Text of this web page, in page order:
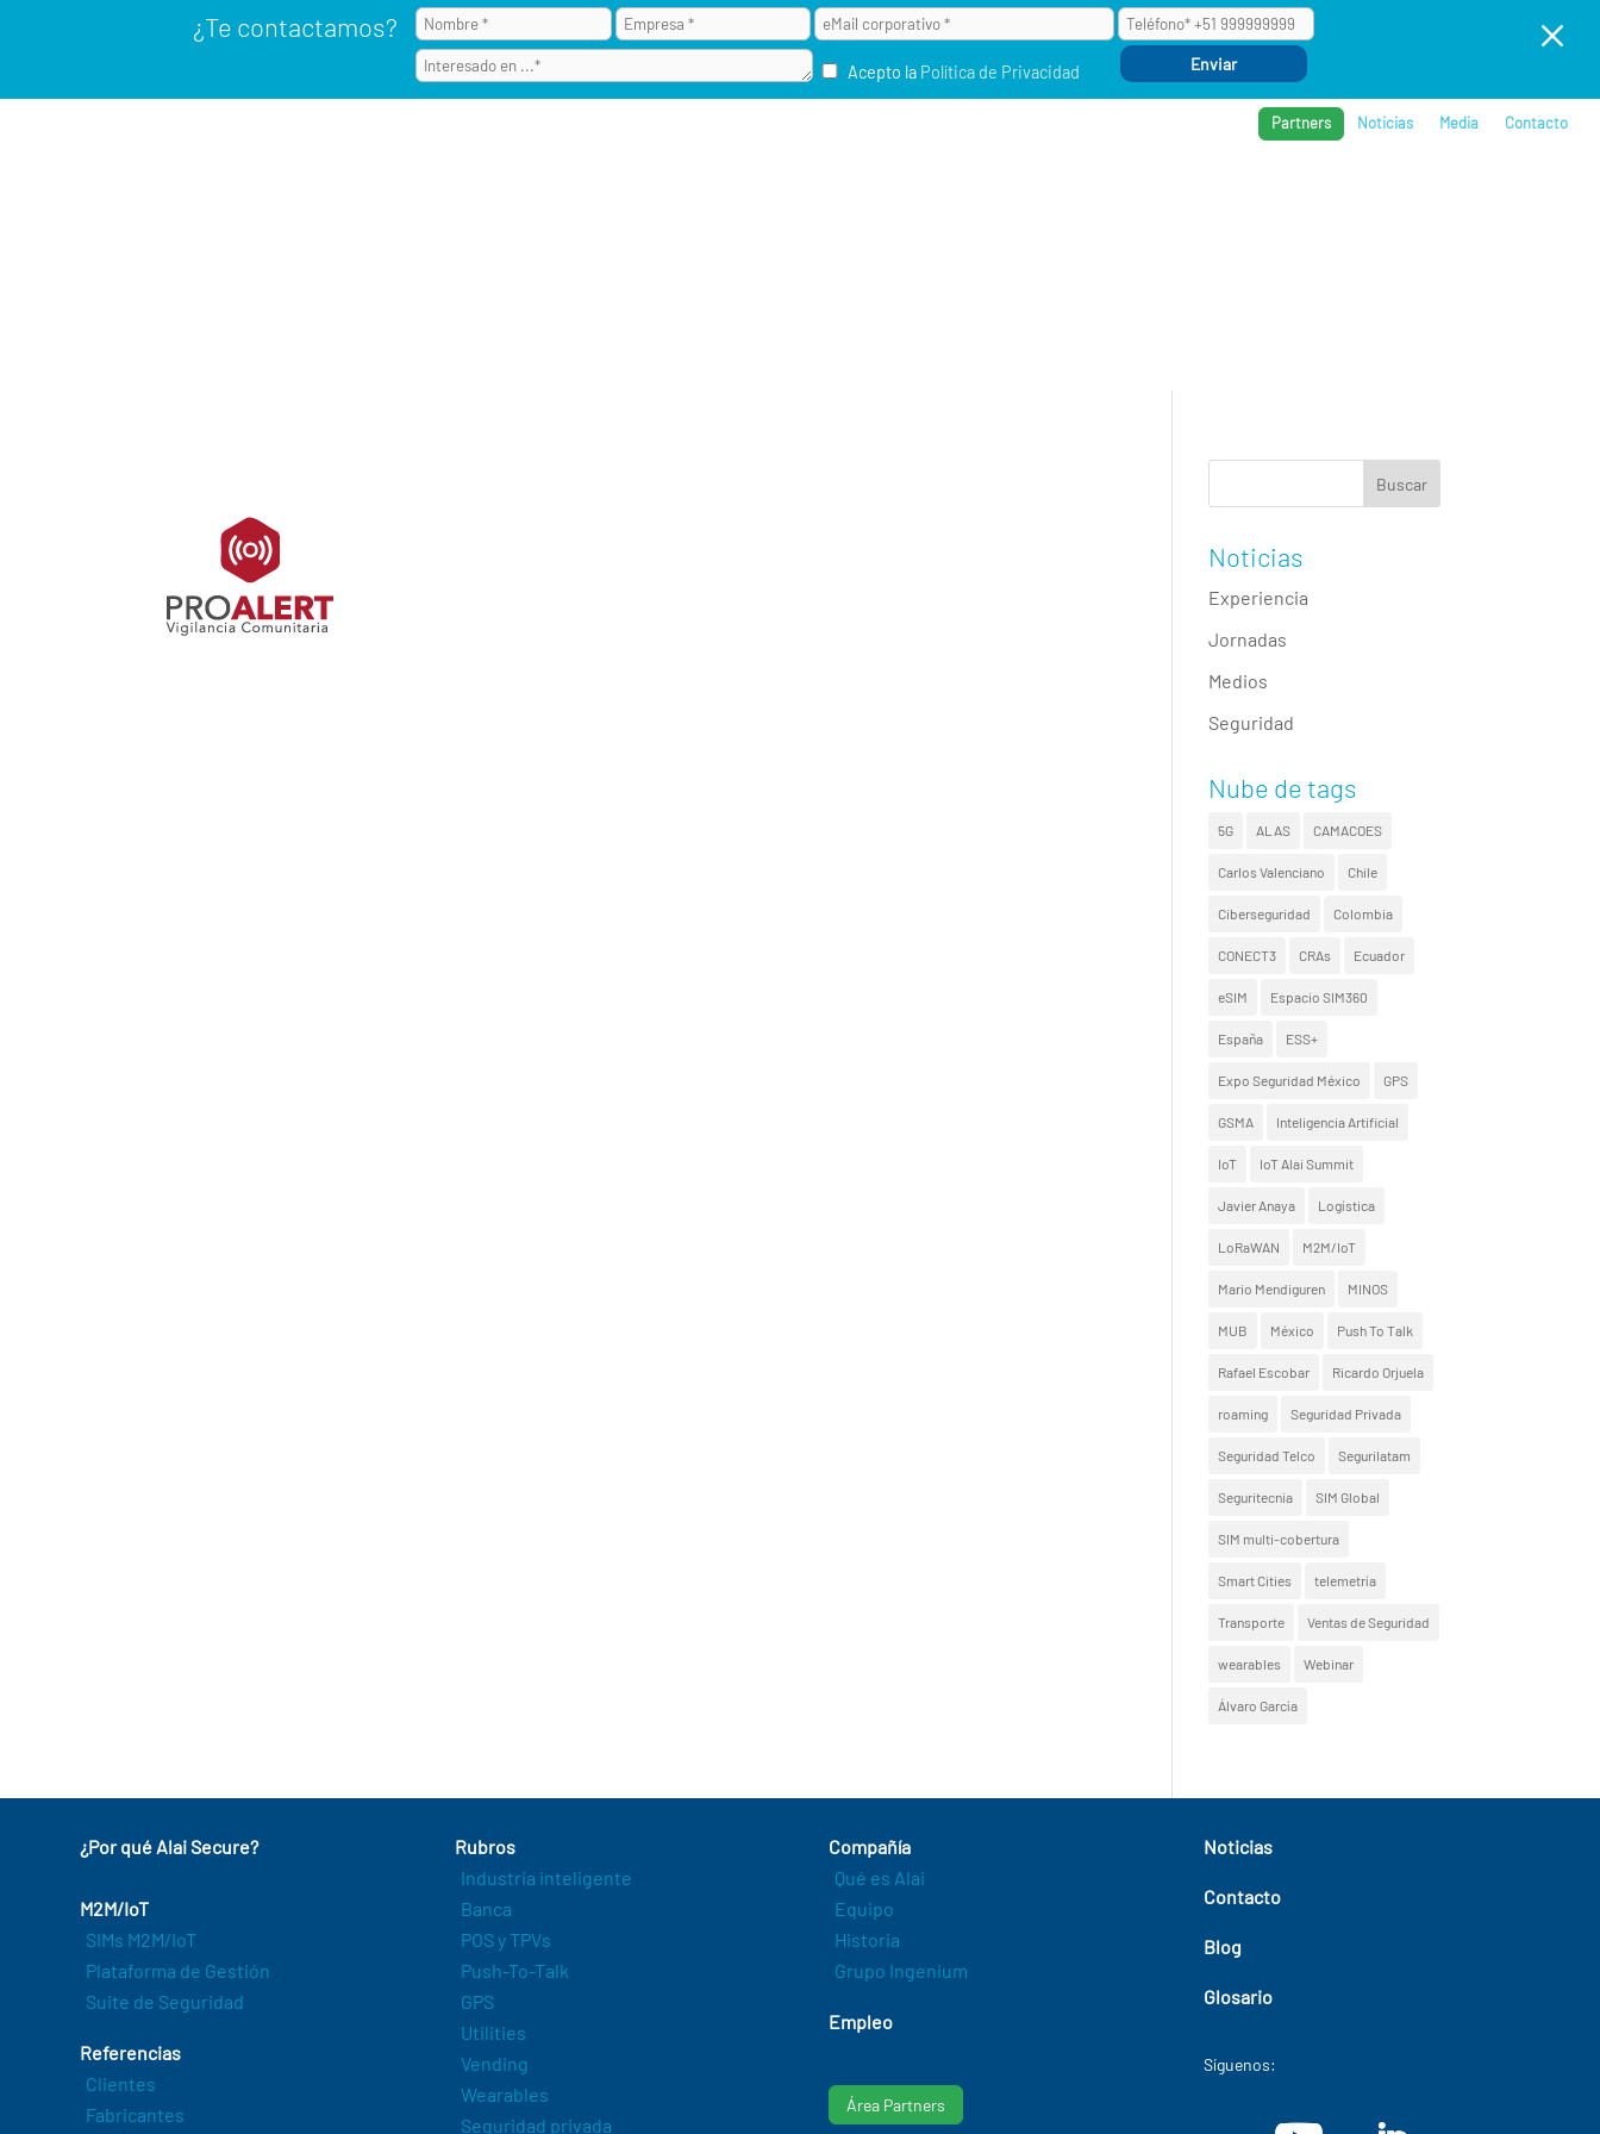
¿Te contactamos?
Acepto la Política de Privacidad
M
Partners Noticias Media Contacto
Noticias
Experiencia
Jornadas
Medios
Seguridad
Nube de tags
5G ALAS CAMACOES
Carlos Valenciano Chile
Ciberseguridad Colombia
CONECT3 CRAs Ecuador
eSIM Espacio SIM360
España ESS+
Expo Seguridad México GPS
GSMA Inteligencia Artificial
IoT IoT Alai Summit
Javier Anaya Logística
LoRaWAN M2M/IoT
Mario Mendiguren MINOS
MUB México Push To Talk
Rafael Escobar Ricardo Orjuela
roaming Seguridad Privada
Seguridad Telco Segurilatam
Seguritecnia SIM Global
SIM multi-cobertura
Smart Cities telemetría
Transporte Ventas de Seguridad
wearables Webinar
Álvaro García
¿Por qué Alai Secure?
M2M/IoT
SIMs M2M/IoT
Plataforma de Gestión
Suite de Seguridad
Referencias
Clientes
Fabricantes
Rubros
Industria inteligente
Banca
POS y TPVs
Push-To-Talk
GPS
Utilities
Vending
Wearables
Seguridad privada
Compañía
Qué es Alai
Equipo
Historia
Grupo Ingenium
Empleo
Área Partners
Noticias
Contacto
Blog
Glosario
Síguenos: